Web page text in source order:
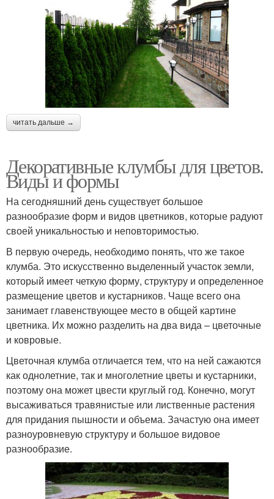
читать дальше →
Декоративные клумбы для цветов.
Виды и формы
На сегодняшний день существует большое
разнообразие форм и видов цветников, которые радуют
своей уникальностью и неповторимостью.
В первую очередь, необходимо понять, что же такое
клумба. Это искусственно выделенный участок земли,
который имеет четкую форму, структуру и определенное
размещение цветов и кустарников. Чаще всего она
занимает главенствующее место в общей картине
цветника. Их можно разделить на два вида – цветочные
и ковровые.
Цветочная клумба отличается тем, что на ней сажаются
как однолетние, так и многолетние цветы и кустарники,
поэтому она может цвести круглый год. Конечно, могут
высаживаться травянистые или лиственные растения
для придания пышности и объема. Зачастую она имеет
разноуровневую структуру и большое видовое
разнообразие.